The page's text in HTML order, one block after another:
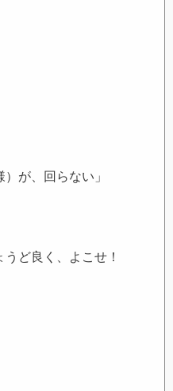
が、回らない」
ど良く、よこせ！